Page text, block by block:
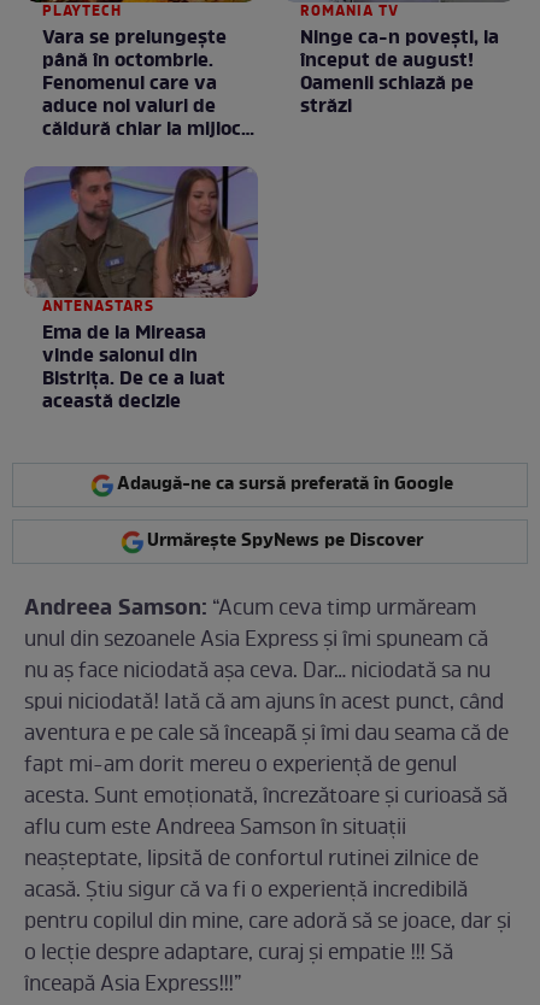
PLAYTECH
Vara se prelungeşte
până în octombrie.
Fenomenul care va
aduce noi valuri de
căldură chiar la mijlocul
ROMANIA TV
Ninge ca-n povești, la
început de august!
Oamenii schiază pe
străzi
ANTENASTARS
Ema de la Mireasa
vinde salonul din
Bistrița. De ce a luat
această decizie
Adaugă-ne ca sursă preferată în Google
Urmărește SpyNews pe Discover
Andreea Samson: “Acum ceva timp urmăream
unul din sezoanele Asia Express și îmi spuneam că
nu aș face niciodată așa ceva. Dar… niciodată sa nu
spui niciodată! Iată că am ajuns în acest punct, când
aventura e pe cale să înceapã și îmi dau seama că de
fapt mi-am dorit mereu o experiență de genul
acesta. Sunt emoționată, încrezătoare și curioasă să
aflu cum este Andreea Samson în situații
neașteptate, lipsită de confortul rutinei zilnice de
acasă. Ştiu sigur că va fi o experiență incredibilă
pentru copilul din mine, care adoră să se joace, dar și
o lecție despre adaptare, curaj și empatie !!! Să
înceapă Asia Express!!!”